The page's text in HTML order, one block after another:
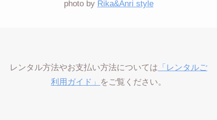
photo by Rika&Anri style
レンタル方法やお支払い方法については 「レンタルご
利用ガイド」
をご覧ください。